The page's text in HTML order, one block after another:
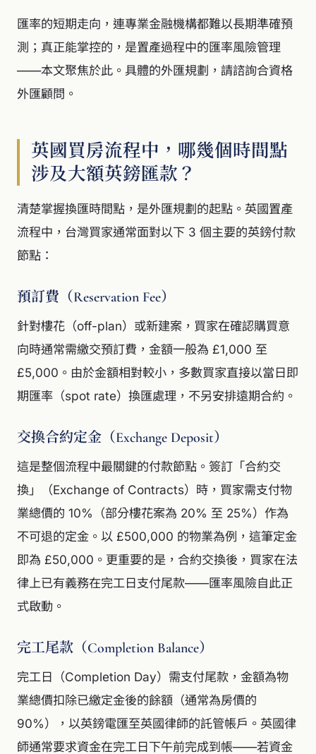
匯率的短期走向，連專業金融機構都難以長期準確預
測；真正能掌控的，是置產過程中的匯率風險管理
——本文聚焦於此。具體的外匯規劃，請諮詢合資格
外匯顧問。
英國買房流程中，哪幾個時間點
涉及大額英鎊匯款？
清楚掌握換匯時間點，是外匯規劃的起點。英國置產
流程中，台灣買家通常面對以下 3 個主要的英鎊付款
節點：
預訂費（Reservation Fee）
針對樓花（off-plan）或新建案，買家在確認購買意
向時通常需繳交預訂費，金額一般為 £1,000 至
£5,000。由於金額相對較小，多數買家直接以當日即
期匯率（spot rate）換匯處理，不另安排遠期合約。
交換合約定金（Exchange Deposit）
這是整個流程中最關鍵的付款節點。簽訂「合約交
換」（Exchange of Contracts）時，買家需支付物
業總價的 10%（部分樓花案為 20% 至 25%）作為
不可退的定金。以 £500,000 的物業為例，這筆定金
即為 £50,000。更重要的是，合約交換後，買家在法
律上已有義務在完工日支付尾款——匯率風險自此正
式啟動。
完工尾款（Completion Balance）
完工日（Completion Day）需支付尾款，金額為物
業總價扣除已繳定金後的餘額（通常為房價的
90%），以英鎊電匯至英國律師的託管帳戶。英國律
師通常要求資金在完工日下午前完成到帳——若資金